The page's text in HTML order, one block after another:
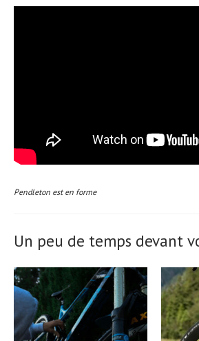
Pendleton est en forme
Un peu de temps devant